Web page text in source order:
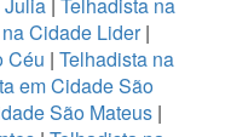
Cidade Lider|
Céu | Telhadista na
em Cidade São
São Mateus|